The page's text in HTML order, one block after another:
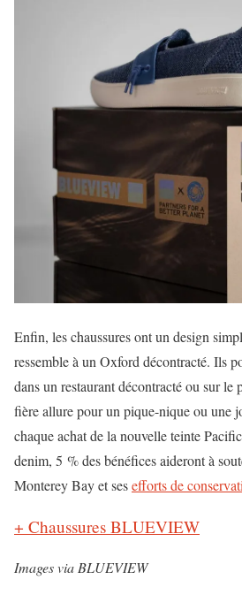
Enfin, les chaussures ont un design
ressemble à un Oxford décontracté. Ils
dans un restaurant décontracté ou sur le
fière allure pour un pique-nique ou une
chaque achat de la nouvelle teinte
denim, 5 % des bénéfices aideront à
Monterey Bay et sesefforts de
+ Chaussures BLUEVIEW
Images via BLUEVIEW